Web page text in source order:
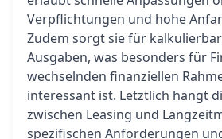
Verpflichtungen und hohe
Zudem sorgt sie für
Ausgaben, was besonders für
wechselnden finanziellen
interessant ist. Letztlich hängt
zwischen Leasing und
spezifischen Anforderungen